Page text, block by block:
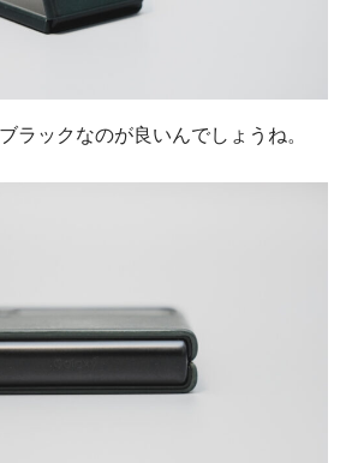
ラックなのが良いんでしょうね。